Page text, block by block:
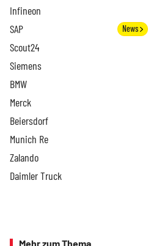
Infineon
SAP News
Scout24
Siemens
BMW
Merck
Beiersdorf
Munich Re
Zalando
Daimler Truck
Mehr zum Thema